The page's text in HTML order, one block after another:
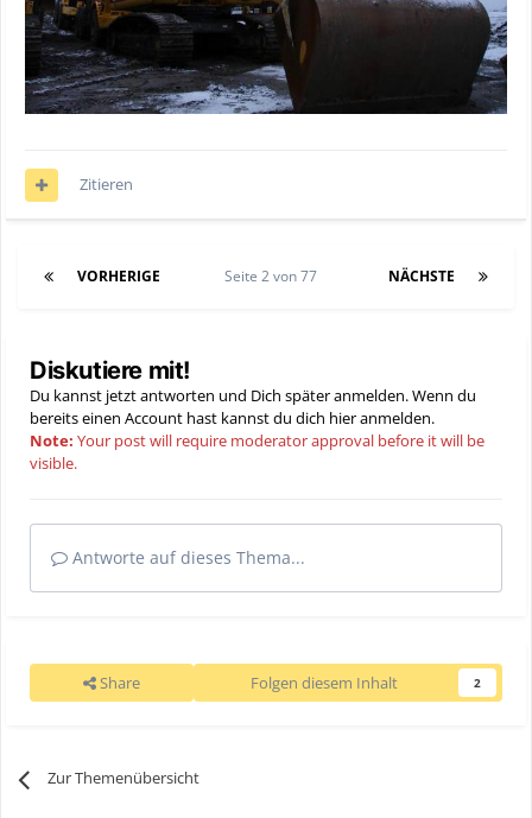
Zitieren
VORHERIGE NÄCHSTE
Seite 2 von 77
Diskutiere mit!
Du kannst jetzt antworten und Dich später anmelden. Wenn du
bereits einen Account hast kannst du dich hieranmelden.
Note: Your post will require moderator approval before it will be
visible.
Antworte auf dieses Thema...
Share Folgen diesem Inhalt 2
Zur Themenübersicht